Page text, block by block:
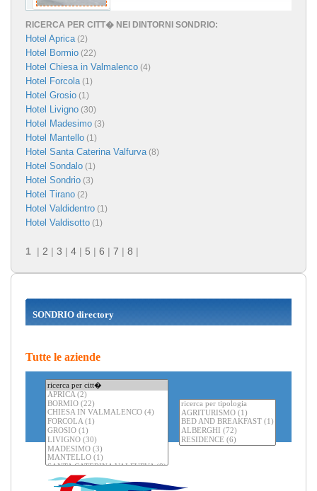
RICERCA PER CITT� NEI DINTORNI SONDRIO:
Hotel Aprica(2)
Hotel Bormio (22)
Hotel Chiesa in Valmalenco (4)
Hotel Forcola(1)
Hotel Grosio (1)
Hotel Livigno (30)
Hotel Madesimo (3)
Hotel Mantello (1)
Hotel Santa Caterina Valfurva(8)
Hotel Sondalo (1)
Hotel Sondrio (3)
Hotel Tirano (2)
Hotel Valdidentro (1)
Hotel Valdisotto (1)
1 | 2 | 3 | 4 | 5 | 6 | 7 | 8 |
SONDRIO directory
Tutte le aziende